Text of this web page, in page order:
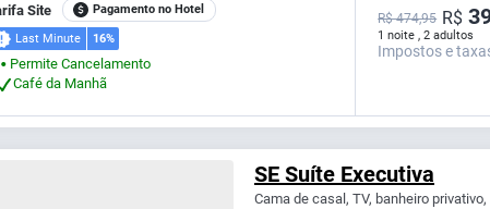
Site Pagamento no Hotel
Last Minute 16%
⬤
Permite Cancelamento
Café da Manhã
1 noite , 2 adultos
R$ 474,95 R$
Impostos e
SE Suíte Executiva
Cama de casal, TV, banheiro